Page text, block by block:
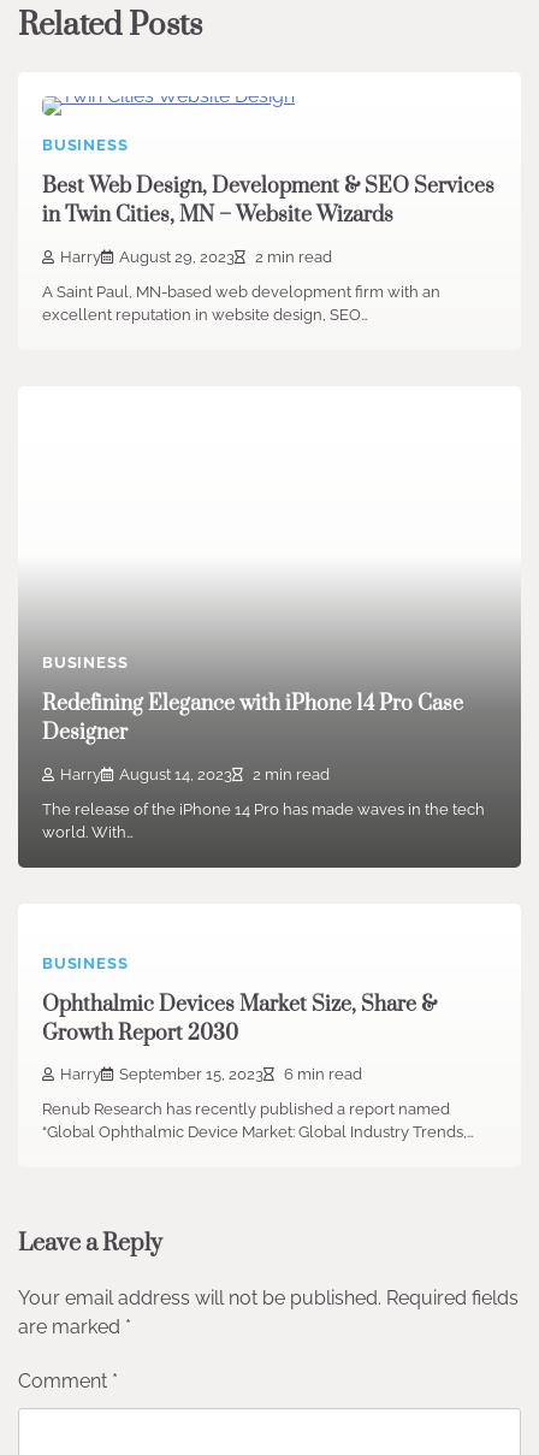
Related Posts
BUSINESS
Best Web Design, Development & SEO Services
in Twin Cities, MN – Website Wizards
Harry August 29, 2023
2 min read
A Saint Paul, MN-based web development firm with an
excellent reputation in website design, SEO…
BUSINESS
Redefining Elegance with iPhone 14 Pro Case
Designer
Harry August 14, 2023
2 min read
The release of the iPhone 14 Pro has made waves in the tech
world. With…
BUSINESS
Ophthalmic Devices Market Size, Share &
Growth Report 2030
Harry September 15, 2023
6 min read
Renub Research has recently published a report named
“Global Ophthalmic Device Market: Global Industry Trends,…
Leave a Reply
Your email address will not be published. Required fields
are marked *
Comment *